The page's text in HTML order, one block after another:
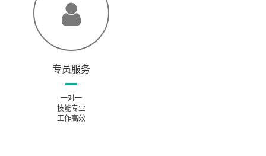
专员服务
一对一
技能专业
工作高效